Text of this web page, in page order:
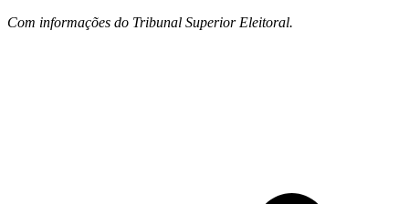
Com informações do Tribunal Superior Eleitoral.